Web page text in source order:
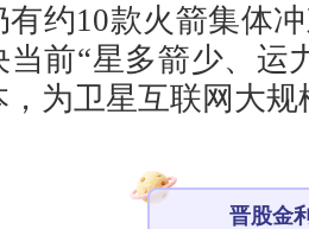
有约10款火箭集体
当前“星多箭少、运
，为卫星互联网大
晋股金